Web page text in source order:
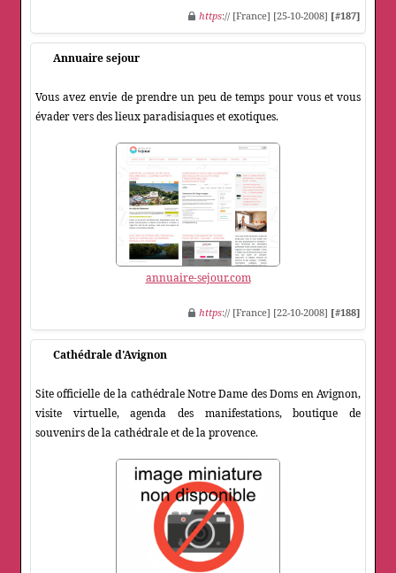
https:// [France] [25-10-2008] [#187]
Annuaire sejour
Vous avez envie de prendre un peu de temps pour vous et vous
évader vers des lieux paradisiaques et exotiques.
annuaire-sejour.com
https:// [France] [22-10-2008] [#188]
Cathédrale d'Avignon
Site officielle de la cathédrale Notre Dame des Doms en Avignon,
visite virtuelle, agenda des manifestations, boutique de
souvenirs de la cathédrale et de la provence.